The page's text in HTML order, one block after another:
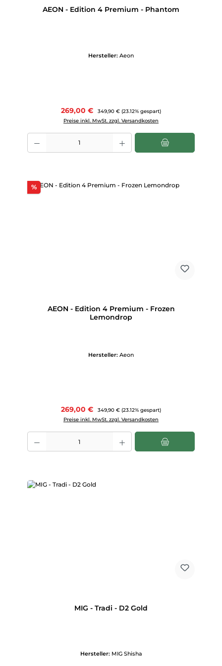
AEON - Edition 4 Premium - Phantom
Hersteller: Aeon
Verkaufspreis:
269,00 € Regulärer Preis:
349,90 € (23.12% gespart)
Preise inkl. MwSt. zzgl. Versandkosten
Produkt Anzahl: Gib den gewünschten Wert ein oder benutze die
%Rabatt
AEON - Edition 4 Premium - Frozen
Lemondrop
Hersteller: Aeon
Verkaufspreis:
269,00 € Regulärer Preis:
349,90 € (23.12% gespart)
Preise inkl. MwSt. zzgl. Versandkosten
Produkt Anzahl: Gib den gewünschten Wert ein oder benutze die
MIG - Tradi - D2 Gold
Hersteller: MIG Shisha